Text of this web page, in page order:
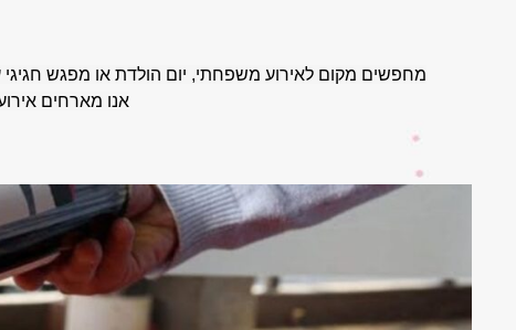
מחפשים מקום לאירוע משפחתי, יום הולדת או מפגש חגיגי
אנו מארחים אירועים של עד 70 איש, באווירה קסומה